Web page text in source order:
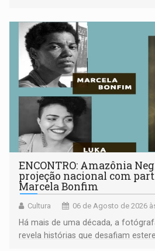
ENCONTRO: Amazônia
projeção nacional com
Marcela Bonfim
Cultura 06 de Agosto de 2026
Há mais de uma década, a
revela histórias que desafiam